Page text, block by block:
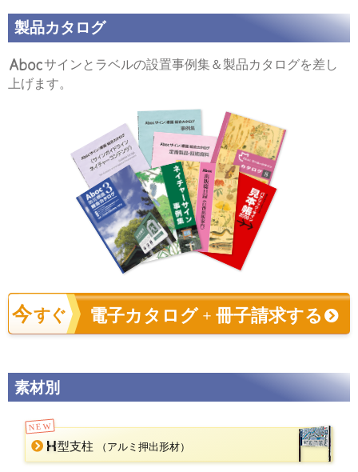
製品カタログ
サインとラベルの設置事例集＆製品カタログを差し
上げます。
今すぐ 電子カタログ ＋ 冊子請求する
素材別
NEW
型支柱 （アルミ押出形材）